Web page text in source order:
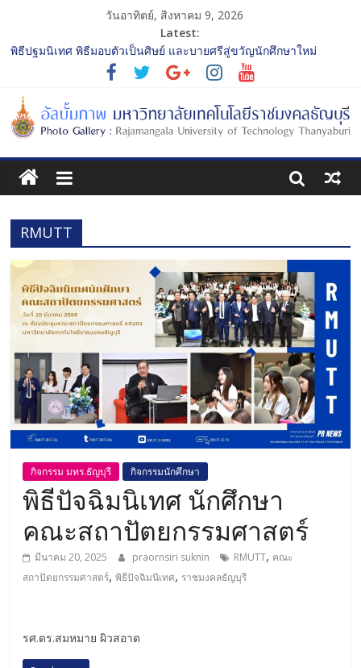
วันอาทิตย์, สิงหาคม 9, 2026
Latest:
พิธีปฐมนิเทศ พิธีมอบตัวเป็นศิษย์ และบายศรีสู่ขวัญนักศึกษาใหม่
ประจำปีการศึกษา 2568 รุ่นที่ 2
การประกวดทูตกิจกรรม ประจำปีการศึกษา 2568 “RMUTT Freshy
2025 Time to Nine-T”
โครงการแลกเปลี่ยนเรียนรู้บทบาทของกรรมการสภามหาวิทยาลัย
เทคโนโลยีราชมงคลธัญบุรี
รับน้องเข้าคณะศิลปกรรมศาสตร์ “โยนลูกรักษ์”
พิธีปฐมนิเทศ พิธีมอบตัวเป็นศิษย์ และบายศรีสู่ขวัญนักศึกษาใหม่
ประจำปีการศึกษา 2568 รุ่นที่ 3
RMUTT
กิจกรรม มทร.ธัญบุรี กิจกรรมนักศึกษา
พิธีปัจฉิมนิเทศ นักศึกษา
คณะสถาปัตยกรรมศาสตร์
มีนาคม 20, 2025 praornsiri suknin RMUTT, คณะ
สถาปัตยกรรมศาสตร์,พิธีปัจฉิมนิเทศ, ราชมงคลธัญบุรี
รศ.ดร.สมหมาย ผิวสอาด